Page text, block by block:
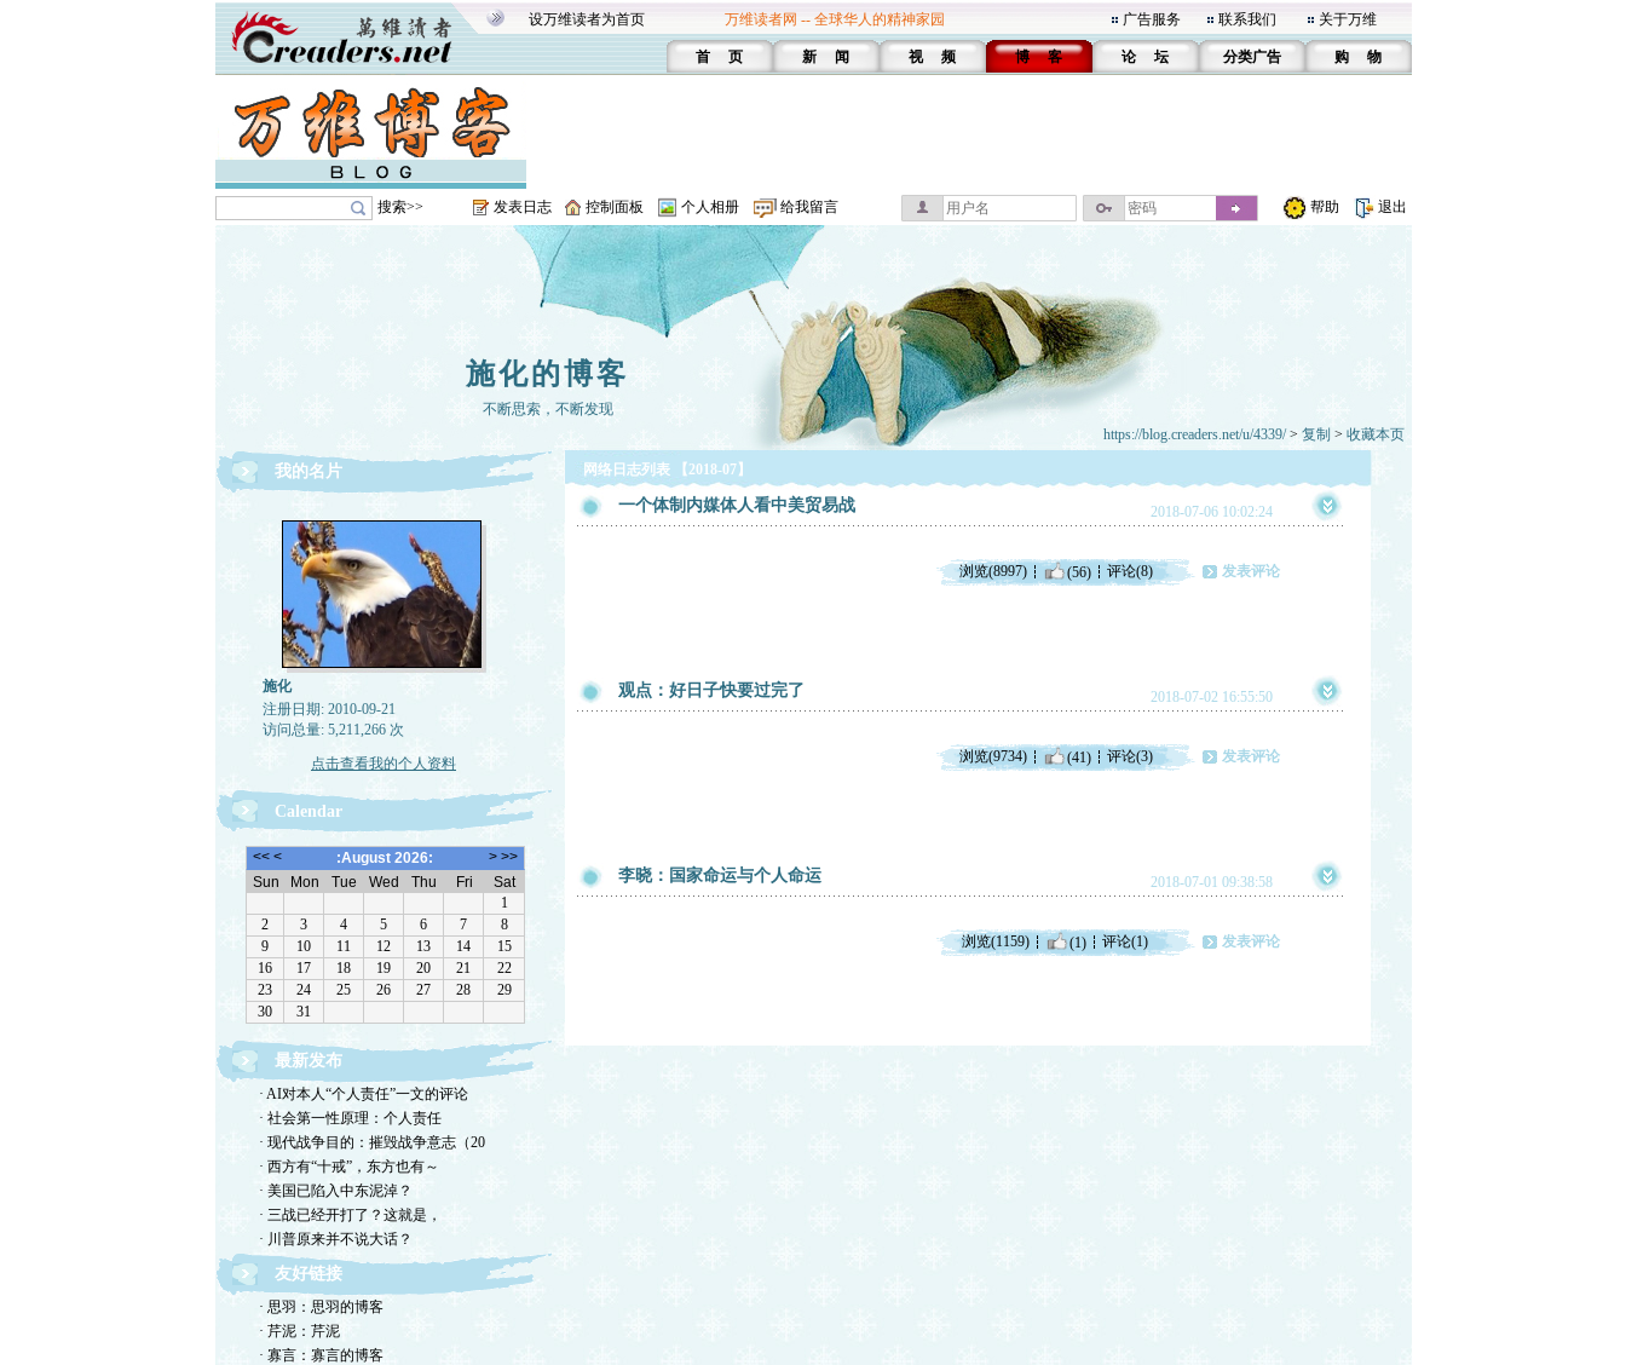
设万维读者为首页 万维读者网 -- 全球华人的精神家园 广告服务 联系我们 关于万维
首 页 新 闻 视 频 博 客 论 坛 分类广告 购 物
搜索>> 发表日志 控制面板 个人相册 给我留言 帮助 退出
施化的博客
不断思索，不断发现
https://blog.creaders.net/u/4339/> 复制 > 收藏本页
我的名片
施化
注册日期: 2010-09-21
访问总量: 5,211,266 次
点击查看我的个人资料
Calendar
最新发布
· AI对本人“个人责任”一文的评论
· 社会第一性原理：个人责任
· 现代战争目的：摧毁战争意志（20
· 西方有“十戒”，东方也有～
· 美国已陷入中东泥淖？
· 三战已经开打了？这就是，
· 川普原来并不说大话？
友好链接
· 思羽：思羽的博客
· 芹泥：芹泥
· 寡言：寡言的博客
网络日志列表 【2018-07】
一个体制内媒体人看中美贸易战 2018-07-06 10:02:24
浏览(8997) (56) 评论(8) 发表评论
观点：好日子快要过完了 2018-07-02 16:55:50
浏览(9734) (41) 评论(3) 发表评论
李晓：国家命运与个人命运 2018-07-01 09:38:58
浏览(1159) (1) 评论(1) 发表评论